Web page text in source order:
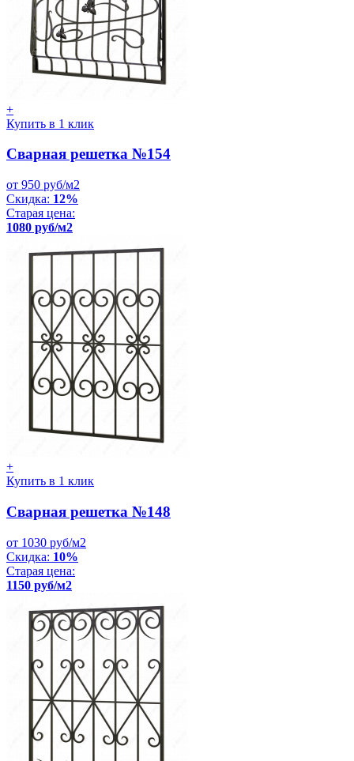
+
Купить в 1 клик
Сварная решетка №154
от 950 руб/м2
Скидка: 12%
Старая цена:
1080 руб/м2
+
Купить в 1 клик
Сварная решетка №148
от 1030 руб/м2
Скидка: 10%
Старая цена:
1150 руб/м2